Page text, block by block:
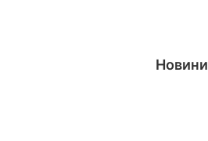
Новини